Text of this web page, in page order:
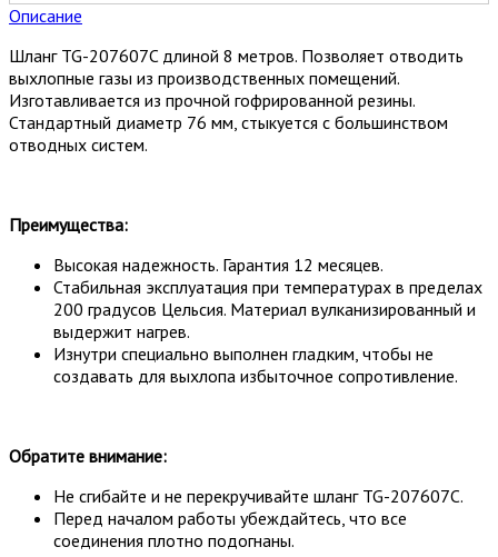
Описание
Шланг TG-207607C длиной 8 метров. Позволяет отводить
выхлопные газы из производственных помещений.
Изготавливается из прочной гофрированной резины.
Стандартный диаметр 76 мм, стыкуется с большинством
отводных систем.
Преимущества:
Высокая надежность. Гарантия 12 месяцев.
Стабильная эксплуатация при температурах в пределах
200 градусов Цельсия. Материал вулканизированный и
выдержит нагрев.
Изнутри специально выполнен гладким, чтобы не
создавать для выхлопа избыточное сопротивление.
Обратите внимание:
Не сгибайте и не перекручивайте шланг TG-207607C.
Перед началом работы убеждайтесь, что все
соединения плотно подогнаны.